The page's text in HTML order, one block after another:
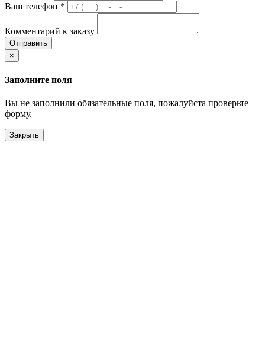
Ваш телефон *
Комментарий к заказу
Отправить
×
Заполните поля
Вы не заполнили обязательные поля, пожалуйста проверьте
форму.
Закрыть